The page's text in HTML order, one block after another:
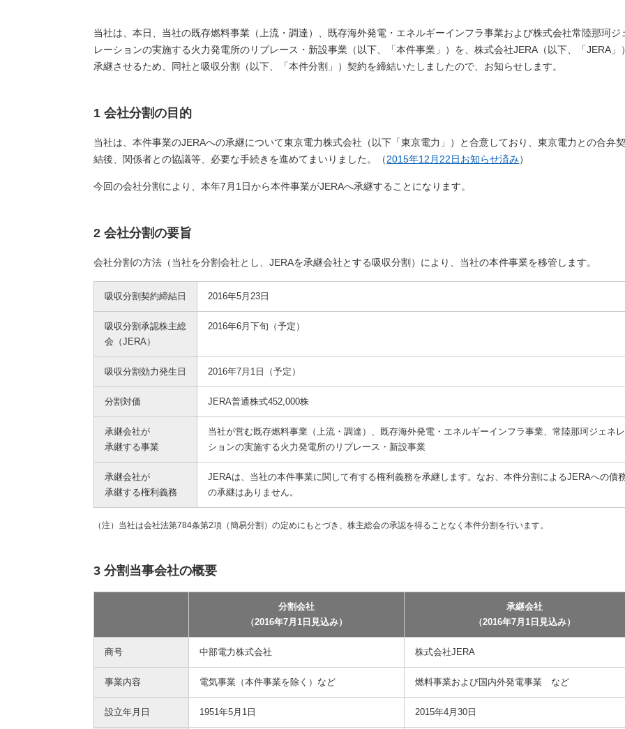
当社は、本日、当社の既存燃料事業（上流・調達）、既存海外発電・エネルギーインフラ事業および株式会社常陸那珂ジ
レーションの実施する火力発電所のリプレース・新設事業（以下、「本件事業」）を、株式会社JERA（以下、「JERA」
承継させるため、同社と吸収分割（以下、「本件分割」）契約を締結いたしましたので、お知らせします。
1 会社分割の目的
当社は、本件事業のJERAへの承継について東京電力株式会社（以下「東京電力」）と合意しており、東京電力との合弁
結後、関係者との協議等、必要な手続きを進めてまいりました。（2015年12月22日お知らせ済み）
今回の会社分割により、本年7月1日から本件事業がJERAへ承継することになります。
2 会社分割の要旨
会社分割の方法（当社を分割会社とし、JERAを承継会社とする吸収分割）により、当社の本件事業を移管します。
吸収分割契約締結日 2016年5月23日
吸収分割承認株主総
会（JERA）
2016年6月下旬（予定）
吸収分割効力発生日 2016年7月1日（予定）
分割対価 JERA普通株式452,000株
承継会社が
承継する事業
当社が営む既存燃料事業（上流・調達）、既存海外発電・エネルギーインフラ事業、常陸那珂ジェネ
ションの実施する火力発電所のリプレース・新設事業
承継会社が
承継する権利義務
JERAは、当社の本件事業に関して有する権利義務を承継します。なお、本件分割によるJERAへの債
の承継はありません。
（注）当社は会社法第784条第2項（簡易分割）の定めにもとづき、株主総会の承認を得ることなく本件分割を行います。
3 分割当事会社の概要
分割会社
（2016年7月1日見込み）
承継会社
（2016年7月1日見込み）
商号 中部電力株式会社 株式会社JERA
事業内容 電気事業（本件事業を除く）など 燃料事業および国内外発電事業 など
設立年月日 1951年5月1日 2015年4月30日